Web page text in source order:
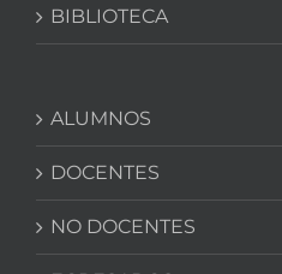
BIBLIOTECA
ALUMNOS
DOCENTES
NO DOCENTES